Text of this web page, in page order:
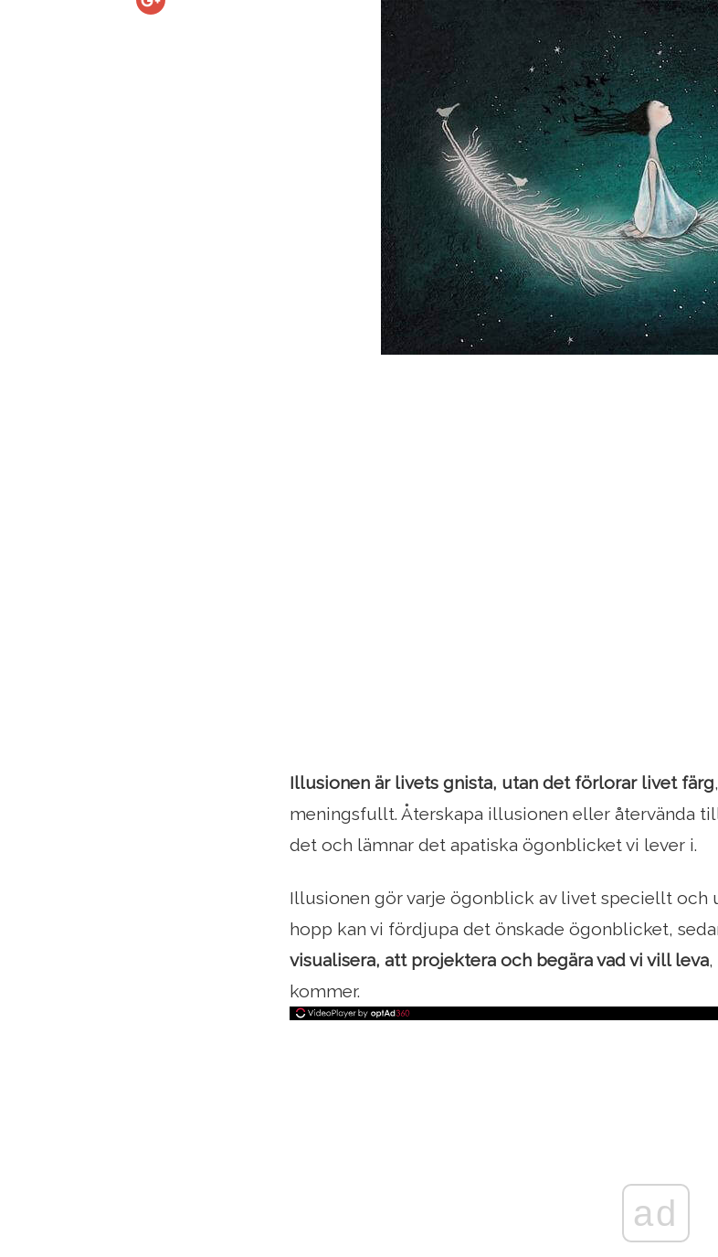
Illusionen är livets gnista, utan det förlorar livet färg
meningsfullt. Återskapa illusionen eller återvända
det och lämnar det apatiska ögonblicket vi lever i.
Illusionen gör varje ögonblick av livet speciellt och
hopp kan vi fördjupa det önskade ögonblicket,
visualisera, att projektera och begära vad vi vill leva
kommer.
ad